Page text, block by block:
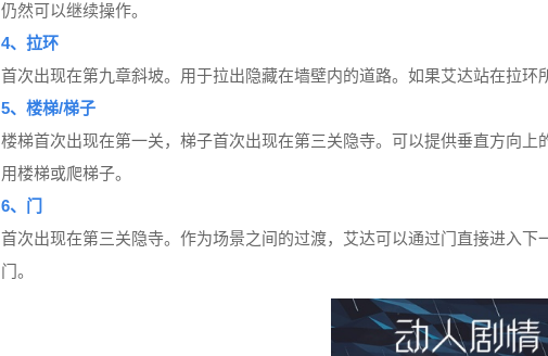
仍然可以继续操作。
4、拉环
首次出现在第九章斜坡。用于拉出隐藏在墙壁内的道路。如果艾达站在拉环
5、楼梯/梯子
楼梯首次出现在第一关，梯子首次出现在第三关隐寺。可以提供垂直方向
用楼梯或爬梯子。
6、门
首次出现在第三关隐寺。作为场景之间的过渡，艾达可以通过门直接进入
门。